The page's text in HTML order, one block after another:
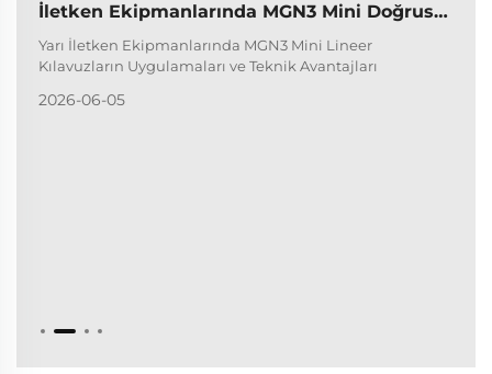
İletken Ekipmanlarında MGN3 Mini Doğrusal
Kılavuzların Uygulamaları ve Teknik
Avantajları
Yarı İletken Ekipmanlarında MGN3 Mini Lineer
Kılavuzların Uygulamaları ve Teknik Avantajları
2026-06-05